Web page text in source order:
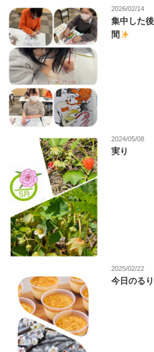
2026/02/14
集中した
間
2024/05/08
実り
2025/02/22
今日のるり